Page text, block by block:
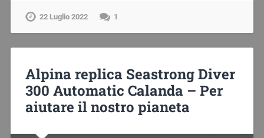
22 Luglio 2022 1
Alpina replica Seastrong Diver
300 Automatic Calanda – Per
aiutare il nostro pianeta